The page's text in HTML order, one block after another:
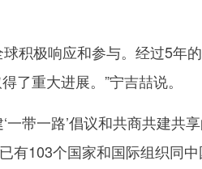
极响应和参与。经过5年的
了重大进展。”宁吉喆说。
一路’倡议和共商共建共
有103个国家和国际组织同